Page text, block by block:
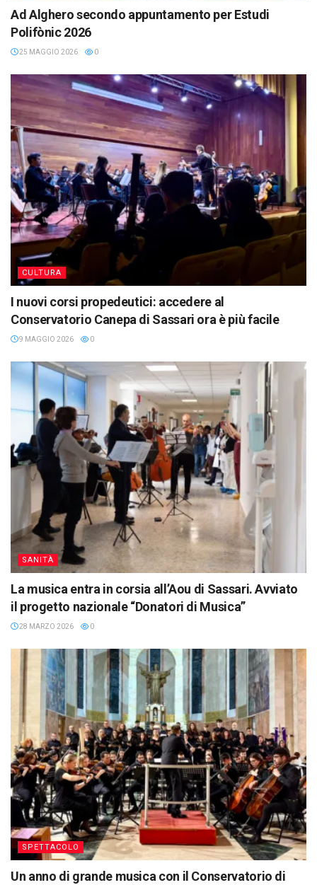
Ad Alghero secondo appuntamento per Estudi
Polifònic 2026
25 MAGGIO 2026 0
CULTURA
I nuovi corsi propedeutici: accedere al
Conservatorio Canepa di Sassari ora è più facile
9 MAGGIO 2026 0
SANITÀ
La musica entra in corsia all’Aou di Sassari. Avviato
il progetto nazionale “Donatori di Musica”
28 MARZO 2026 0
SPETTACOLO
Un anno di grande musica con il Conservatorio di